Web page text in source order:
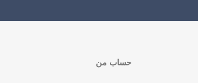
حساب من